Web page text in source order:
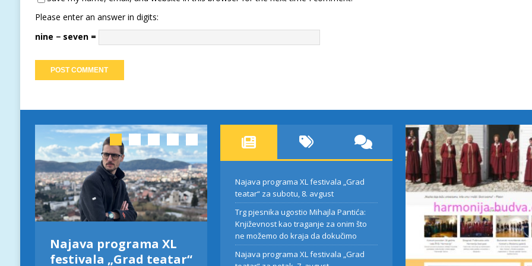
Please enter an answer in digits:
nine − seven =
Najava programa XL
festivala „Grad teatar“
Trg pjesnika ugostio
Mihajla Pantića:
Najava programa XL
festivala „Grad
Najava programa XL festivala „Grad
teatar“ za subotu, 8. avgust
Trg pjesnika ugostio Mihajla Pantića:
Književnost kao traganje za onim što
ne možemo do kraja da dokučimo
Najava programa XL festivala „Grad